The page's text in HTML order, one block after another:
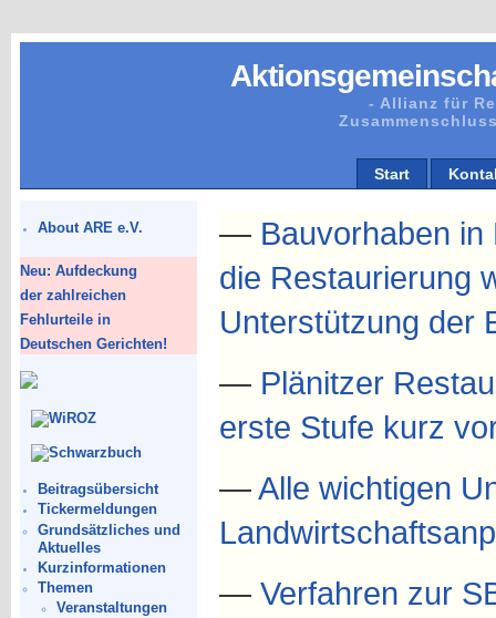
- Allianz für
Start
About ARE e.V.
Neu: Aufdeckung
der zahlreichen
Fehlurteile in
Deutschen Gerichten!
Beitragsübersicht
Tickermeldungen
Grundsätzliches und
Aktuelles
Kurzinformationen
Themen
Veranstaltungen
— Bauvorhaben
die Restaurierung
Unterstützung der
— Plänitzer
erste Stufe kurz
—Alle wichtigen
— Verfahren zur